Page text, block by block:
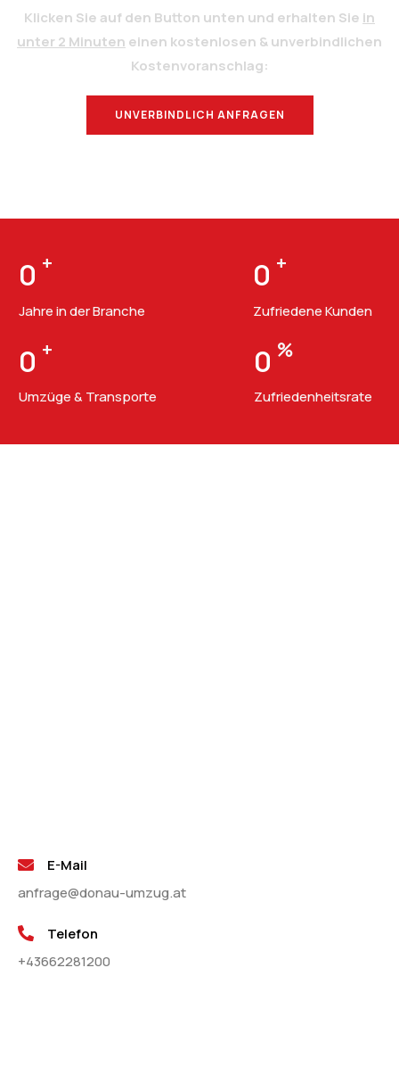
Klicken Sie auf den Button unten und erhalten Sie in
unter 2 Minuten einen kostenlosen & unverbindlichen
Kostenvoranschlag:
UNVERBINDLICH ANFRAGEN
0 +
Jahre in der Branche
0 +
Zufriedene Kunden
0 +
Umzüge & Transporte
0 %
Zufriedenheitsrate
E-Mail
anfrage@donau-umzug.at
Telefon
+43662281200